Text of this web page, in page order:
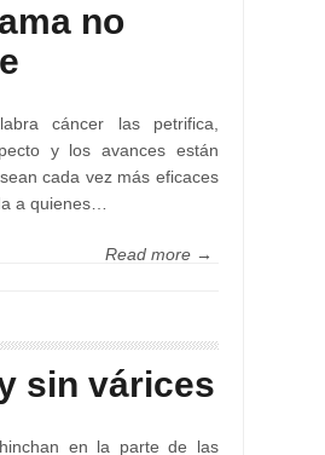
no
cáncer las petrifica,
y los avances están
cada vez más eficaces
a quienes…
Read more →
sin várices
en la parte de las